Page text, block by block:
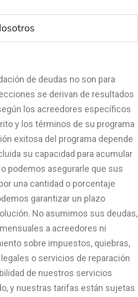
de deudas no son para
se derivan de resultados
los acreedores específicos
y los términos de su programa
exitosa del programa depende
su capacidad para acumular
podemos asegurarle que sus
una cantidad o porcentaje
garantizar un plazo
No asumimos sus deudas,
a acreedores ni
sobre impuestos, quiebras,
o servicios de reparación
de nuestros servicios
y nuestras tarifas están sujetas